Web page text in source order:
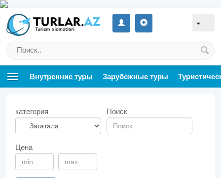
Внутренние туры Зарубежные туры
категория Поиск
Цена